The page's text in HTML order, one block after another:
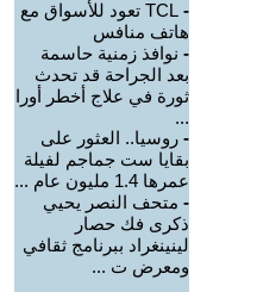
-
TCL تعود للأسواق مع
هاتف منافس
- نوافذ زمنية حاسمة
بعد الجراحة قد تحدث
ثورة في علاج أخطر أورا
...
- روسيا.. العثور على
بقايا ست جماجم لفيلة
عمرها 1.4 مليون عام ...
- متحف النصر يحيي
ذكرى فك حصار
لينينغراد ببرنامج ثقافي
ومعرض ت ...